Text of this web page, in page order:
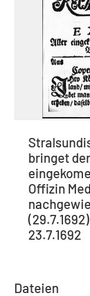
bringet
Offizin
23.7.1692
Dateien